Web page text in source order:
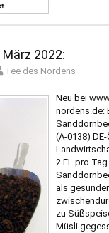
2022:
Tee des Nordens
Neu bei
nordens.de:
(A-0138) DE-
2 EL pro
als
zu
Müsli